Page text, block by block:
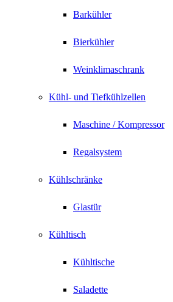
Barkühler
Bierkühler
Weinklimaschrank
Kühl- und Tiefkühlzellen
Maschine / Kompressor
Regalsystem
Kühlschränke
Glastür
Kühltisch
Kühltische
Saladette